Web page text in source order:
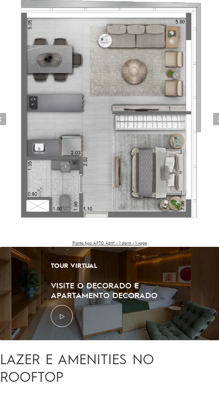
Planta tipo APTO 46m² - 1 dorm - 1 vaga
TOUR VIRTUAL
VISITE O DECORADO E
APARTAMENTO DECORADO
LAZER E AMENITIES NO
ROOFTOP